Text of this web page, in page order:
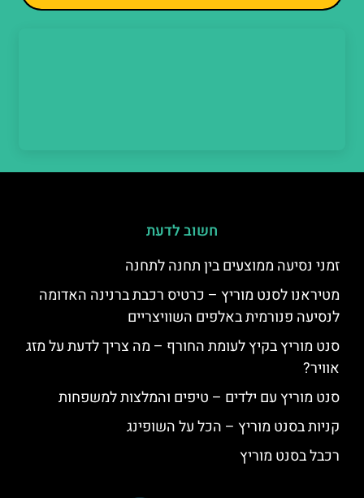
חשוב לדעת
זמני נסיעה ממוצעים בין תחנה לתחנה
מטיראנו לסנט מוריץ – כרטיס רכבת ברנינה האדומה
לנסיעה פנורמית באלפים השוויצריים
סנט מוריץ בקיץ לעומת החורף – מה צריך לדעת על מזג
אוויר?
סנט מוריץ עם ילדים – טיפים והמלצות למשפחות
קניות בסנט מוריץ – הכל על השופינג
רכבל בסנט מוריץ